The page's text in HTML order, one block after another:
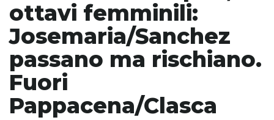
ottavi femminili:
Josemaria/Sanchez
passano ma rischiano.
Fuori
Pappacena/Clasca